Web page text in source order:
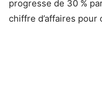
progresse de 30 %
chiffre d’affaires pour